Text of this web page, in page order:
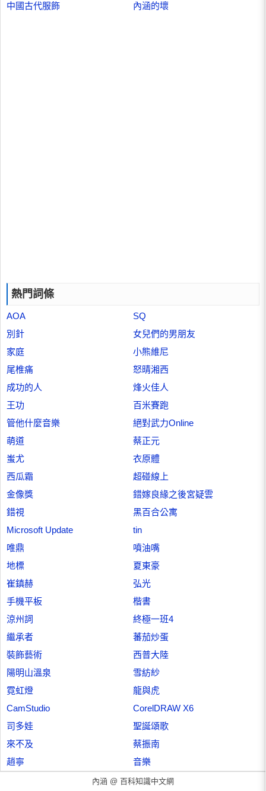
中國古代服飾
內涵的壞
熱門詞條
AOA
SQ
別針
女兒們的男朋友
家庭
小熊維尼
尾椎痛
怒晴湘西
成功的人
烽火佳人
王功
百米賽跑
管他什麼音樂
絕對武力Online
萌道
蔡正元
蚩尤
衣原體
西瓜霜
超碰線上
金像獎
錯嫁良緣之後宮疑雲
錯視
黑百合公寓
Microsoft Update
tin
唯鼎
噴油嘴
地標
夏東豪
崔鎮赫
弘光
手機平板
楷書
涼州詞
終極一班4
繼承者
蕃茄炒蛋
裝飾藝術
西普大陸
陽明山溫泉
雪紡紗
霓虹燈
龍與虎
CamStudio
CorelDRAW X6
司多娃
聖誕頌歌
來不及
蔡振南
趙寧
音樂
內涵 @ 百科知識中文網